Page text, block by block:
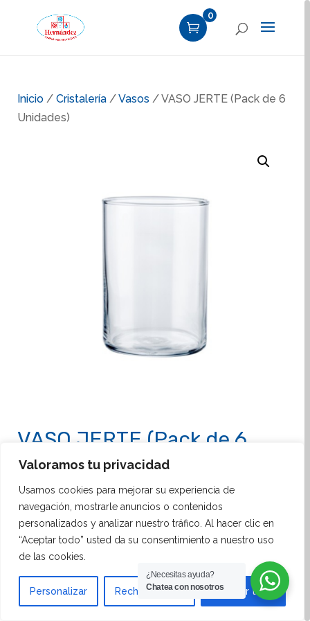
Valoramos tu privacidad
Usamos cookies para mejorar su experiencia de
navegación, mostrarle anuncios o contenidos
personalizados y analizar nuestro tráfico. Al hacer clic en
“Aceptar todo” usted da su consentimiento a nuestro uso
de las cookies.
Personalizar Rechazar todo Aceptar todo
0
Inicio / Cristalería /Vasos / VASO JERTE (Pack de 6
Unidades)
VASO JERTE (Pack de 6
Unidades)
Vaso Jerte
es una elección excelente para
establecimientos de hostelería que buscan
combinar funcionalidad y estilo en el servicio de
bebidas. Disponible en un pack de 6 unidades y con
capacidades de 50 cl y 62 cl, estos vasos están
diseñados para ofrecer versatilidad en el servicio de
¿Necesitas ayuda?
Chatea con nosotros